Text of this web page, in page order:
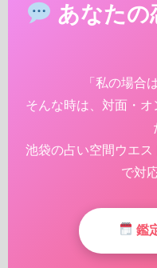
あなたの
「私の場合
そんな時は、対面・オ
池袋の占い空間ウエ
で対
鑑